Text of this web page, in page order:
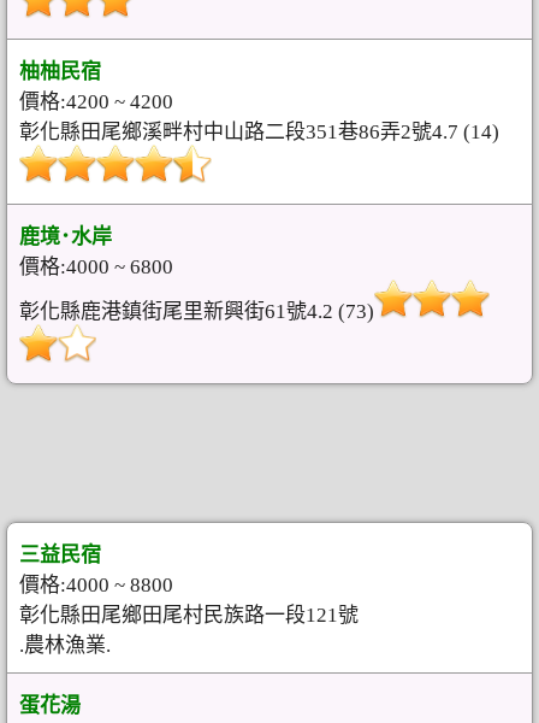
柚柚民宿
價格:4200 ~ 4200
彰化縣田尾鄉溪畔村中山路二段351巷86弄2號4.7 (14)
鹿境･水岸
價格:4000 ~ 6800
彰化縣鹿港鎮街尾里新興街61號4.2 (73)
三益民宿
價格:4000 ~ 8800
彰化縣田尾鄉田尾村民族路一段121號
.農林漁業.
蛋花湯